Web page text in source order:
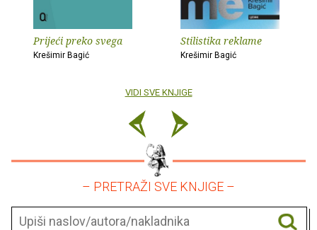
Prijeći preko svega
Krešimir Bagić
Stilistika reklame
Krešimir Bagić
VIDI SVE KNJIGE
– PRETRAŽI SVE KNJIGE –